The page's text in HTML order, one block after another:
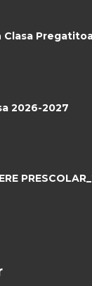
Clasa
2026-2027